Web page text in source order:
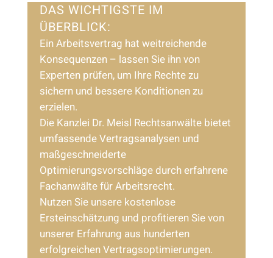
DAS WICHTIGSTE IM
ÜBERBLICK:
Ein Arbeitsvertrag hat weitreichende
Konsequenzen – lassen Sie ihn von
Experten prüfen, um Ihre Rechte zu
sichern und bessere Konditionen zu
erzielen.
Die Kanzlei Dr. Meisl Rechtsanwälte bietet
umfassende Vertragsanalysen und
maßgeschneiderte
Optimierungsvorschläge durch erfahrene
Fachanwälte für Arbeitsrecht.
Nutzen Sie unsere kostenlose
Ersteinschätzung und profitieren Sie von
unserer Erfahrung aus hunderten
erfolgreichen Vertragsoptimierungen.